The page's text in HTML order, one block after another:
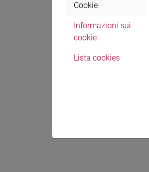
Cookie
Informazioni sui
cookie
Lista cookies